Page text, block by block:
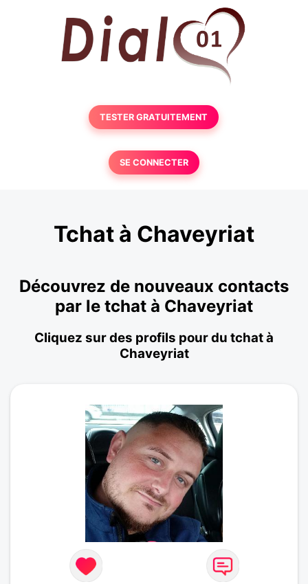
TESTER GRATUITEMENT
SE CONNECTER
Tchat à Chaveyriat
Découvrez de nouveaux contacts
par le tchat à Chaveyriat
Cliquez sur des profils pour du tchat à
Chaveyriat